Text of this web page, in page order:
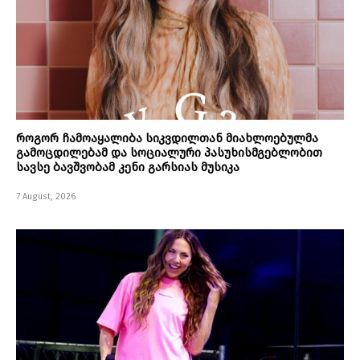
როგორ ჩამოაყალიბა სიკვდილთან მიახლოებულმა
გამოცდილებამ და სოციალური პასუხისმგებლობით
სავსე ბავშვობამ კენი გარსიას მუსიკა
7 August, 2026